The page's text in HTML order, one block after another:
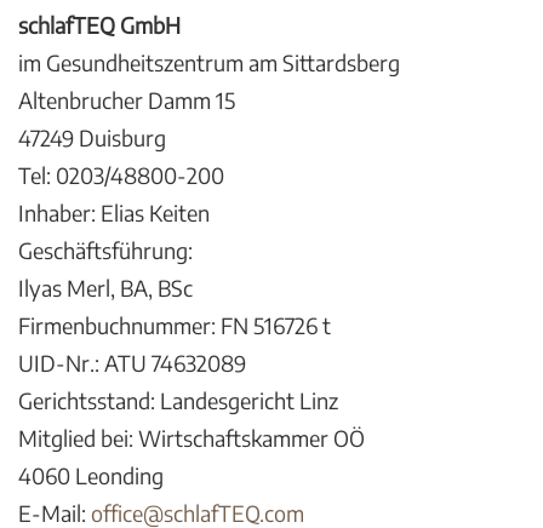
schlafTEQ GmbH
im Gesundheitszentrum am Sittardsberg
Altenbrucher Damm 15
47249 Duisburg
Tel: 0203/48800-200
Inhaber: Elias Keiten
Geschäftsführung:
Ilyas Merl, BA, BSc
Firmenbuchnummer: FN 516726 t
UID-Nr.: ATU 74632089
Gerichtsstand: Landesgericht Linz
Mitglied bei: Wirtschaftskammer OÖ
4060 Leonding
E-Mail: office@schlafTEQ.com